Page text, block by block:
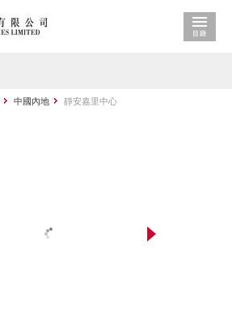
中國內地 靜安嘉里中心